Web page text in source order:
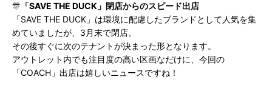
🎊 「SAVE THE DUCK」閉店からのスピード出店
「SAVE THE DUCK」は環境に配慮したブランドとして人気を集
めていましたが、3月末で閉店。
その後すぐに次のテナントが決まった形となります。
アウトレット内でも注目度の高い区画なだけに、今回の
「COACH」出店は嬉しいニュースですね！